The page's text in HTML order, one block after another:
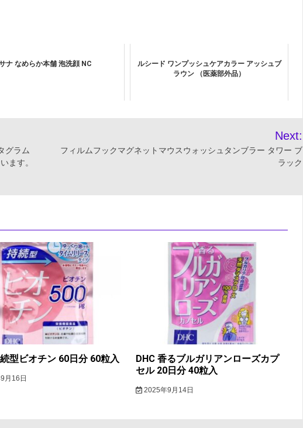
ナ なめらか本舗 泡洗顔 NC
ルシード ワンプッシュケアカラー アッシュブ
ラウン （医薬部外品）
グラム
ます。
Next:
フィルムフックマグネットマウスウォッシュタンブラー タワー ブ
ラック
型ビオチン 60日分 60粒入
月16日
DHC 香るブルガリアンローズカプ
セル 20日分 40粒入
2025年9月14日